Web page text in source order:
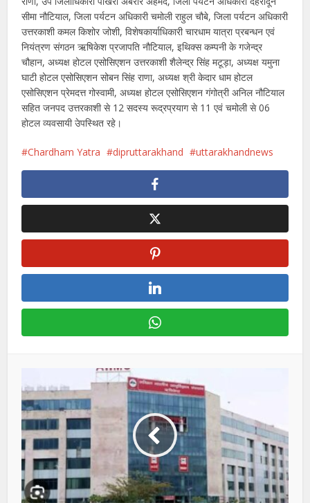
सीमा नौटियाल, जिला पर्यटन अधिकारी चमोली राहुल चौबे, जिला पर्यटन अधिकारी
उत्तरकाशी कमल किशोर जोशी, विशेषकार्याधिकारी चारधाम यात्रा प्रबन्धन एवं
नियंत्रण संगठन ऋषिकेश प्रजापति नौटियाल, इथिक्स कम्पनी के गजेन्द्र
चौहान, अध्यक्ष होटल एसोसिएशन उत्तरकाशी शैलेन्द्र सिंह मटूड़ा, अध्यक्ष यमुना
घाटी होटल एसोसिएशन सोबन सिंह राणा, अध्यक्ष श्री केदार धाम होटल
एसोसिएशन प्रेमदत्त गोस्वामी, अध्यक्ष होटल एसोसिएशन गंगोत्री अनिल नौटियाल
सहित जनपद उत्तरकाशी से 12 सदस्य रूद्रप्रयाग से 11 एवं चमोली से 06
होटल व्यवसायी उेपस्थित रहे।
Chardham Yatra dipruttarakhand uttarakhandnews